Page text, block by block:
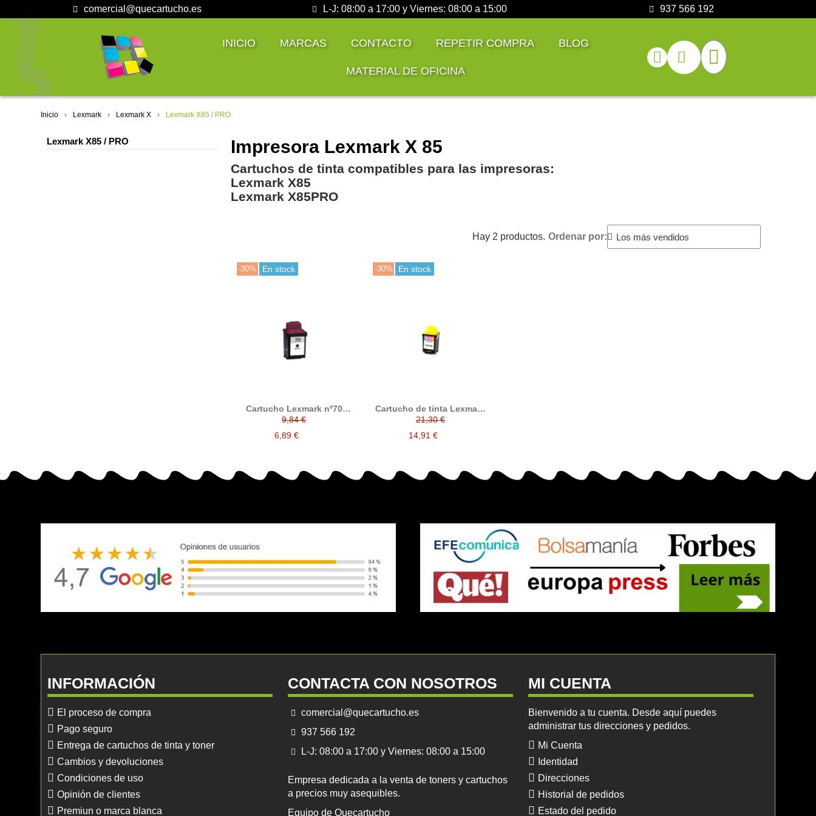
comercial@quecartucho.es L-J: 08:00 a 17:00 y Viernes: 08:00 a 15:00 937 566 192
INICIO MARCAS CONTACTO REPETIR COMPRA BLOG
MATERIAL DE OFICINA
Inicio Lexmark Lexmark X Lexmark X85 / PRO
Lexmark X85 / PRO Impresora Lexmark X 85
Cartuchos de tinta compatibles para las impresoras:
Lexmark X85
Lexmark X85PRO
Hay 2 productos. Ordenar por:
-30% En stock
Cartucho Lexmark nº70
negro compatible
012AX970E
9,84 €
6,89 €
-30% En stock
Cartucho de tinta Lexmark
nº20, compatible con
Lexmark 015MX120BR /
21,30 €
14,91 €
INFORMACIÓN
El proceso de compra
Pago seguro
Entrega de cartuchos de tinta y toner
Cambios y devoluciones
Condiciones de uso
Opinión de clientes
Premiun o marca blanca
CONTACTA CON NOSOTROS
comercial@quecartucho.es
937 566 192
L-J: 08:00 a 17:00 y Viernes: 08:00 a 15:00
Empresa dedicada a la venta de toners y cartuchos
a precios muy asequibles.
Equipo de Quecartucho
MI CUENTA
Bienvenido a tu cuenta. Desde aquí puedes
administrar tus direcciones y pedidos.
Mi Cuenta
Identidad
Direcciones
Historial de pedidos
Estado del pedido